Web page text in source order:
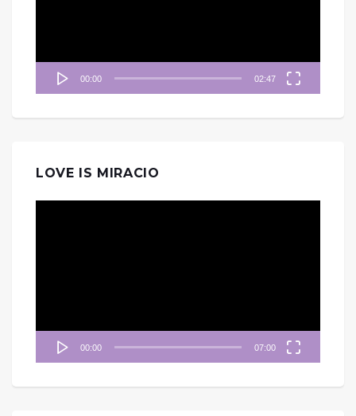
00:00 02:47
LOVE IS MIRACIO
00:00 07:00